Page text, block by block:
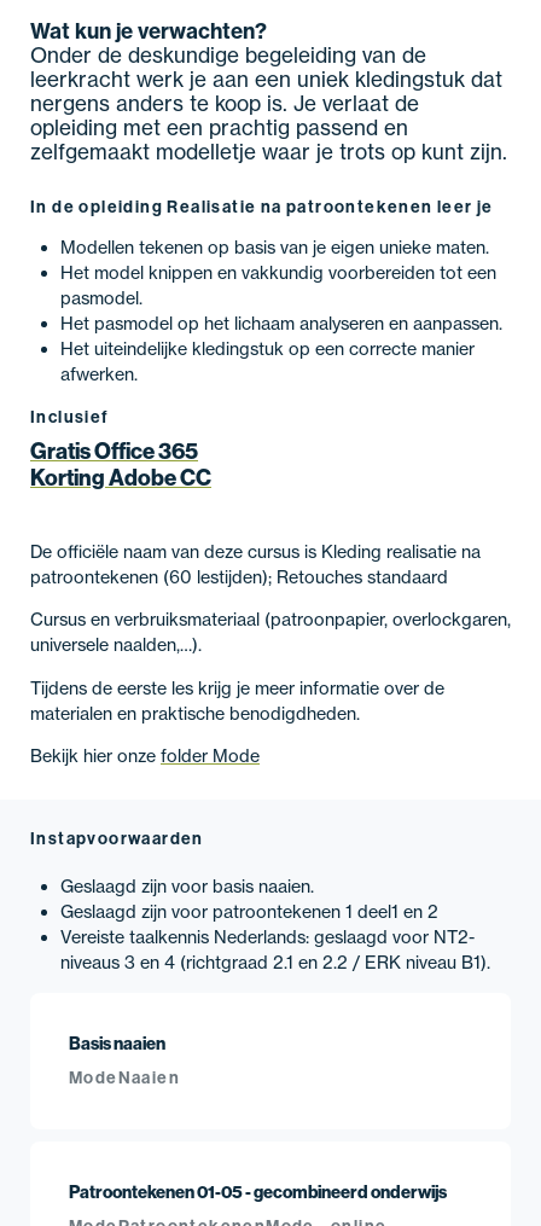
Wat kun je verwachten?
Onder de deskundige begeleiding van de
leerkracht werk je aan een uniek kledingstuk dat
nergens anders te koop is. Je verlaat de
opleiding met een prachtig passend en
zelfgemaakt modelletje waar je trots op kunt zijn.
In de opleiding Realisatie na patroontekenen leer je
Modellen tekenen op basis van je eigen unieke maten.
Het model knippen en vakkundig voorbereiden tot een
pasmodel.
Het pasmodel op het lichaam analyseren en aanpassen.
Het uiteindelijke kledingstuk op een correcte manier
afwerken.
Inclusief
Gratis Office 365
Korting Adobe CC
De officiële naam van deze cursus is Kleding realisatie na
patroontekenen (60 lestijden); Retouches standaard
Cursus en verbruiksmateriaal (patroonpapier, overlockgaren,
universele naalden,…).
Tijdens de eerste les krijg je meer informatie over de
materialen en praktische benodigdheden.
Bekijk hier onze folder Mode
Instapvoorwaarden
Geslaagd zijn voor basis naaien.
Geslaagd zijn voor patroontekenen 1 deel1 en 2
Vereiste taalkennis Nederlands: geslaagd voor NT2-
niveaus 3 en 4 (richtgraad 2.1 en 2.2 / ERK niveau B1).
Basis naaien
ModeNaaien
Patroontekenen 01-05 - gecombineerd onderwijs